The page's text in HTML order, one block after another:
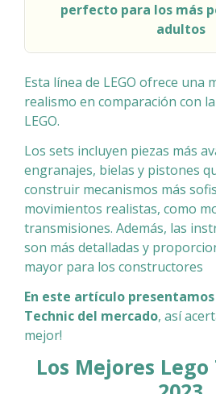
perfecto para los más
adultos
Esta línea de LEGO ofrece una
realismo en comparación con
LEGO.
Los sets incluyen piezas más
engranajes, bielas y pistones
construir mecanismos más
movimientos realistas, como
transmisiones. Además, las
son más detalladas y
mayor para los constructores
En este artículo
Technic del mercado, así
mejor!
Los Mejores